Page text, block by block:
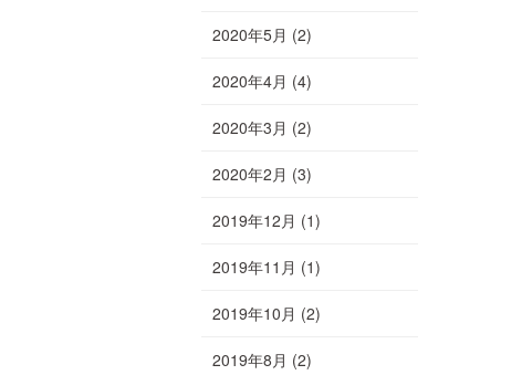
2020年5月 (2)
2020年4月 (4)
2020年3月 (2)
2020年2月 (3)
2019年12月 (1)
2019年11月 (1)
2019年10月 (2)
2019年8月 (2)